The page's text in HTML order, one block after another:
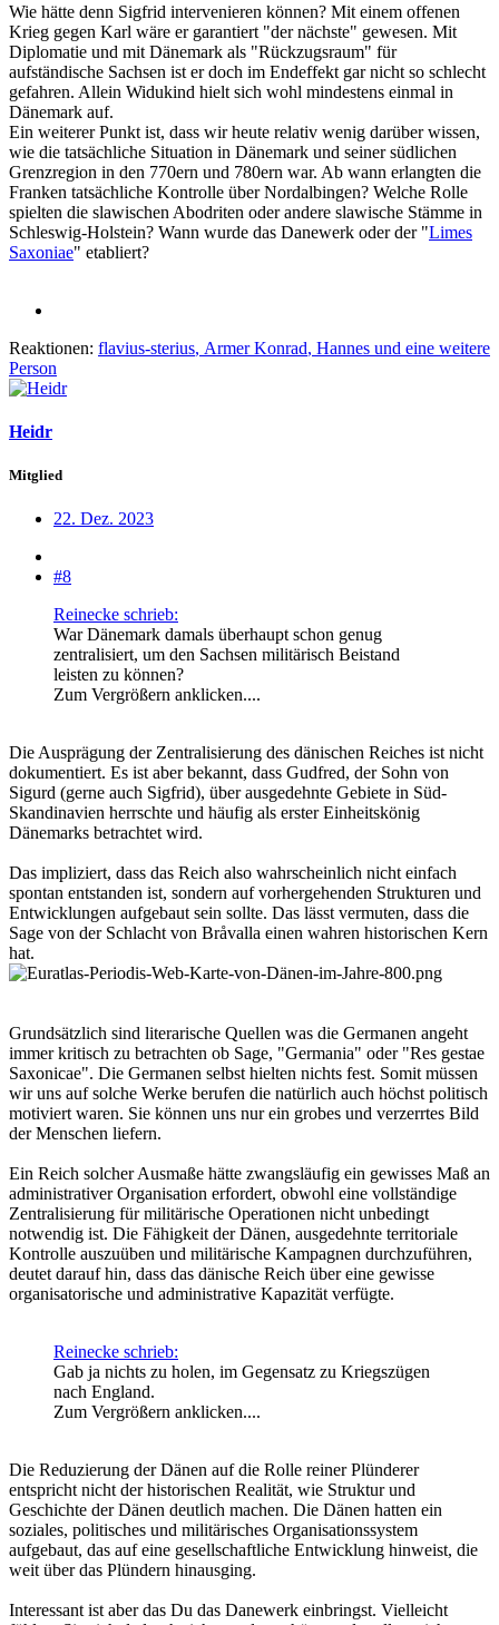
Wie hätte denn Sigfrid intervenieren können? Mit einem offenen
Krieg gegen Karl wäre er garantiert "der nächste" gewesen. Mit
Diplomatie und mit Dänemark als "Rückzugsraum" für
aufständische Sachsen ist er doch im Endeffekt gar nicht so schlecht
gefahren. Allein Widukind hielt sich wohl mindestens einmal in
Dänemark auf.
Ein weiterer Punkt ist, dass wir heute relativ wenig darüber wissen,
wie die tatsächliche Situation in Dänemark und seiner südlichen
Grenzregion in den 770ern und 780ern war. Ab wann erlangten die
Franken tatsächliche Kontrolle über Nordalbingen? Welche Rolle
spielten die slawischen Abodriten oder andere slawische Stämme in
Schleswig-Holstein? Wann wurde das Danewerk oder der "Limes
Saxoniae" etabliert?
Reaktionen: flavius-sterius, Armer Konrad, Hannes und eine weitere
Person
Heidr
Mitglied
22. Dez. 2023
#8
Reinecke schrieb:
War Dänemark damals überhaupt schon genug
zentralisiert, um den Sachsen militärisch Beistand
leisten zu können?
Zum Vergrößern anklicken....
Die Ausprägung der Zentralisierung des dänischen Reiches ist nicht
dokumentiert. Es ist aber bekannt, dass Gudfred, der Sohn von
Sigurd (gerne auch Sigfrid), über ausgedehnte Gebiete in Süd-
Skandinavien herrschte und häufig als erster Einheitskönig
Dänemarks betrachtet wird.
Das impliziert, dass das Reich also wahrscheinlich nicht einfach
spontan entstanden ist, sondern auf vorhergehenden Strukturen und
Entwicklungen aufgebaut sein sollte. Das lässt vermuten, dass die
Sage von der Schlacht von Bråvalla einen wahren historischen Kern
hat.
Grundsätzlich sind literarische Quellen was die Germanen angeht
immer kritisch zu betrachten ob Sage, "Germania" oder "Res gestae
Saxonicae". Die Germanen selbst hielten nichts fest. Somit müssen
wir uns auf solche Werke berufen die natürlich auch höchst politisch
motiviert waren. Sie können uns nur ein grobes und verzerrtes Bild
der Menschen liefern.
Ein Reich solcher Ausmaße hätte zwangsläufig ein gewisses Maß an
administrativer Organisation erfordert, obwohl eine vollständige
Zentralisierung für militärische Operationen nicht unbedingt
notwendig ist. Die Fähigkeit der Dänen, ausgedehnte territoriale
Kontrolle auszuüben und militärische Kampagnen durchzuführen,
deutet darauf hin, dass das dänische Reich über eine gewisse
organisatorische und administrative Kapazität verfügte.
Reinecke schrieb:
Gab ja nichts zu holen, im Gegensatz zu Kriegszügen
nach England.
Zum Vergrößern anklicken....
Die Reduzierung der Dänen auf die Rolle reiner Plünderer
entspricht nicht der historischen Realität, wie Struktur und
Geschichte der Dänen deutlich machen. Die Dänen hatten ein
soziales, politisches und militärisches Organisationssystem
aufgebaut, das auf eine gesellschaftliche Entwicklung hinweist, die
weit über das Plündern hinausging.
Interessant ist aber das Du das Danewerk einbringst. Vielleicht